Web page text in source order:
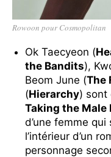
Rowoon pour Cosmopolitan
Ok Taecyeon (
the Bandits),
Beom June (The
(Hierarchy) sont
Taking the Male
d’une femme
l’intérieur d’un
personnage